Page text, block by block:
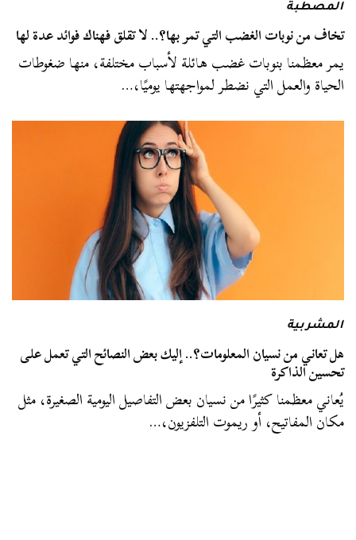
المصطبة
تخاف من نوبات الغضب التي تمر بها؟.. لا تقلق فهناك فوائد عدة لها
يمر معظمنا بنوبات غضب هائلة لأسباب مختلفة، منها ضغوطات
الحياة والعمل التي نضطر لمواجهتها يوميًا،…
المشربية
هل تعاني من نسيان المعلومات؟.. إليك بعض النصائح التي تعمل على
تحسين الذاكرة
يُعاني معظمنا كثيرًا من نسيان بعض التفاصيل اليومية الصغيرة، مثل
مكان المفاتيح، أو ريموت التلفزيون،…